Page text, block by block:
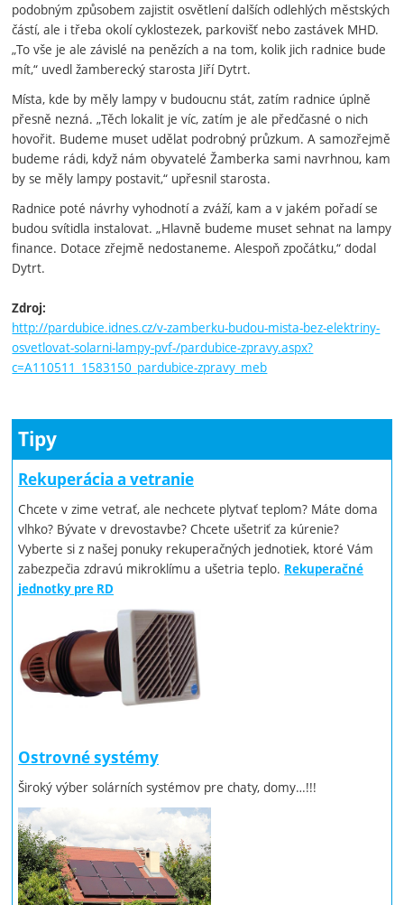
podobným způsobem zajistit osvětlení dalších odlehlých městských
částí, ale i třeba okolí cyklostezek, parkovišť nebo zastávek MHD.
„To vše je ale závislé na penězích a na tom, kolik jich radnice bude
mít,“ uvedl žamberecký starosta Jiří Dytrt.
Místa, kde by měly lampy v budoucnu stát, zatím radnice úplně
přesně nezná. „Těch lokalit je víc, zatím je ale předčasné o nich
hovořit. Budeme muset udělat podrobný průzkum. A samozřejmě
budeme rádi, když nám obyvatelé Žamberka sami navrhnou, kam
by se měly lampy postavit,“ upřesnil starosta.
Radnice poté návrhy vyhodnotí a zváží, kam a v jakém pořadí se
budou svítidla instalovat. „Hlavně budeme muset sehnat na lampy
finance. Dotace zřejmě nedostaneme. Alespoň zpočátku,“ dodal
Dytrt.
Zdroj:
http://pardubice.idnes.cz/v-zamberku-budou-mista-bez-elektriny-
osvetlovat-solarni-lampy-pvf-/pardubice-zpravy.aspx?
c=A110511_1583150_pardubice-zpravy_meb
Tipy
Rekuperácia a vetranie
Chcete v zime vetrať, ale nechcete plytvať teplom? Máte doma
vlhko? Bývate v drevostavbe? Chcete ušetriť za kúrenie?
Vyberte si z našej ponuky rekuperačných jednotiek, ktoré Vám
zabezpečia zdravú mikroklímu a ušetria teplo. Rekuperačné
jednotky pre RD
Ostrovné systémy
Široký výber solárních systémov pre chaty, domy…!!!